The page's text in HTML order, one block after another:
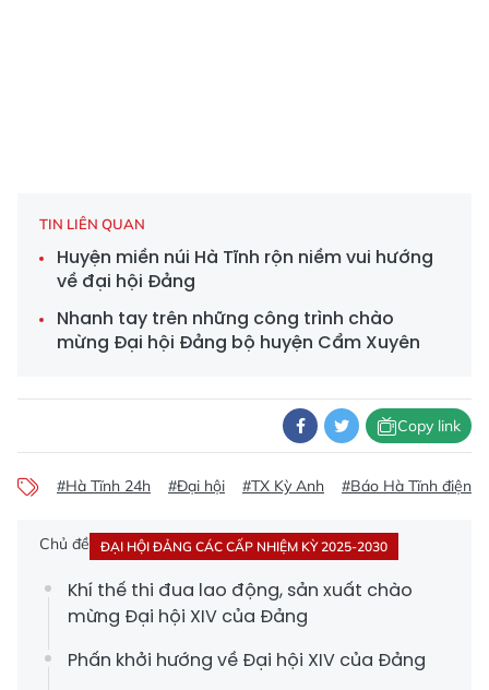
TIN LIÊN QUAN
Huyện miền núi Hà Tĩnh rộn niềm vui hướng
về đại hội Đảng
Nhanh tay trên những công trình chào
mừng Đại hội Đảng bộ huyện Cẩm Xuyên
Copy link
#Hà Tĩnh 24h #Đại hội #TX Kỳ Anh #Báo Hà Tĩnh điện tử
Chủ đề ĐẠI HỘI ĐẢNG CÁC CẤP NHIỆM KỲ 2025-2030
Khí thế thi đua lao động, sản xuất chào
mừng Đại hội XIV của Đảng
Phấn khởi hướng về Đại hội XIV của Đảng